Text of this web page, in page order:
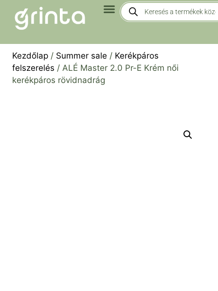
Kezdőlap / Summer sale / Kerékpáros
felszerelés / ALÉ Master 2.0 Pr-E Krém női
kerékpáros rövidnadrág